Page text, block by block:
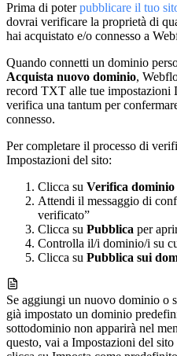
Prima di poterpubblicare il tuo
dovrai verificare la proprietà di
hai acquistato e/o connesso a
Quando connetti un dominio
Acquista nuovo dominio,
record TXT alle tue impostazioni
verifica una tantum per
connesso.
Per completare il processo di
Impostazioni del sito:
Clicca su Verifica dominio
Attendi il messaggio di
verificato”
Clicca su Pubblica per
Controlla il/i dominio/i su
Clicca su Pubblica sui
Se aggiungi un nuovo dominio o
già impostato un dominio
sottodominio non apparirà nel
questo, vai a Impostazioni del